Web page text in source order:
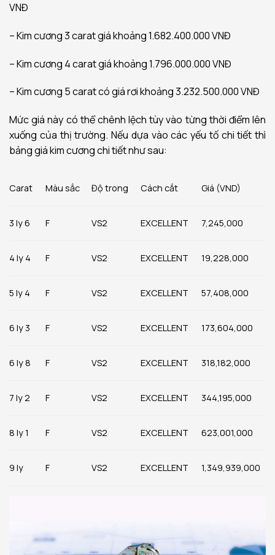
VNĐ
– Kim cương 3 carat giá khoảng 1.682.400.000 VNĐ
– Kim cương 4 carat giá khoảng 1.796.000.000 VNĐ
– Kim cương 5 carat có giá rơi khoảng 3.232.500.000 VNĐ
Mức giá này có thể chênh lệch tùy vào từng thời điểm lên
xuống của thị trường. Nếu dựa vào các yếu tố chi tiết thì
bảng giá kim cương chi tiết như sau:
Carat Màu sắc Độ trong Cách cắt Giá (VND)
3 ly 6 F VS2 EXCELLENT 7,245,000
4 ly 4 F VS2 EXCELLENT 19,228,000
5 ly 4 F VS2 EXCELLENT 57,408,000
6 ly 3 F VS2 EXCELLENT 173,604,000
6 ly 8 F VS2 EXCELLENT 318,182,000
7 ly 2 F VS2 EXCELLENT 344,195,000
8 ly 1 F VS2 EXCELLENT 623,001,000
9 ly F VS2 EXCELLENT 1,349,939,000